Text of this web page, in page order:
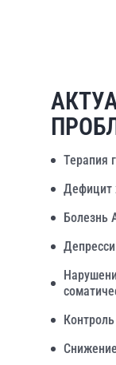
Терапия
Дефицит
Болезнь